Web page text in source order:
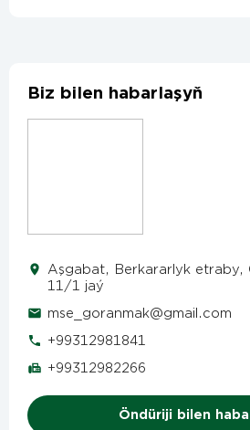
Biz bilen habarlaşyň
Aşgabat, Berkararlyk etraby,
11/1 jaý
mse_goranmak@gmail.com
+99312981841
+99312982266
Öndüriji bilen